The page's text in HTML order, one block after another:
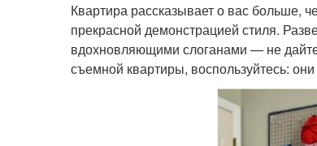
Квартира рассказывает о вас больше,
прекрасной демонстрацией стиля.
вдохновляющими слоганами — не
съемной квартиры, воспользуйтесь: